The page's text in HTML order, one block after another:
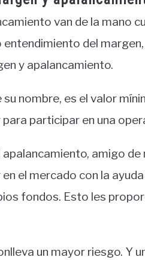
van de la mano
del
y apalancamiento.
su nombre, es el valor
participar en una
apalancamiento, amigo
el mercado con la
fondos. Esto les
un mayor riesgo. Y